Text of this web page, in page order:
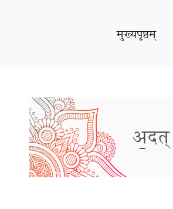
मुख्यपृष्ठम्
अ॒दत्